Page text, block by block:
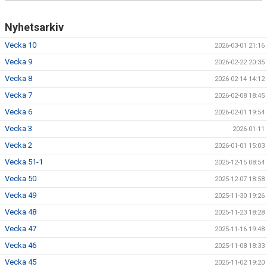
Nyhetsarkiv
Vecka 10 2026-03-01 21:16
Vecka 9 2026-02-22 20:35
Vecka 8 2026-02-14 14:12
Vecka 7 2026-02-08 18:45
Vecka 6 2026-02-01 19:54
Vecka 3 2026-01-11
Vecka 2 2026-01-01 15:03
Vecka 51-1 2025-12-15 08:54
Vecka 50 2025-12-07 18:58
Vecka 49 2025-11-30 19:26
Vecka 48 2025-11-23 18:28
Vecka 47 2025-11-16 19:48
Vecka 46 2025-11-08 18:33
Vecka 45 2025-11-02 19:20